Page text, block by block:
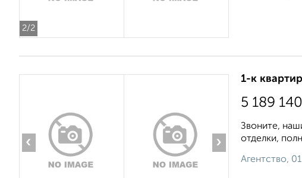
2/2
‹ ›
1-к
5 189 140
Звоните,
отделки,
Агентство,